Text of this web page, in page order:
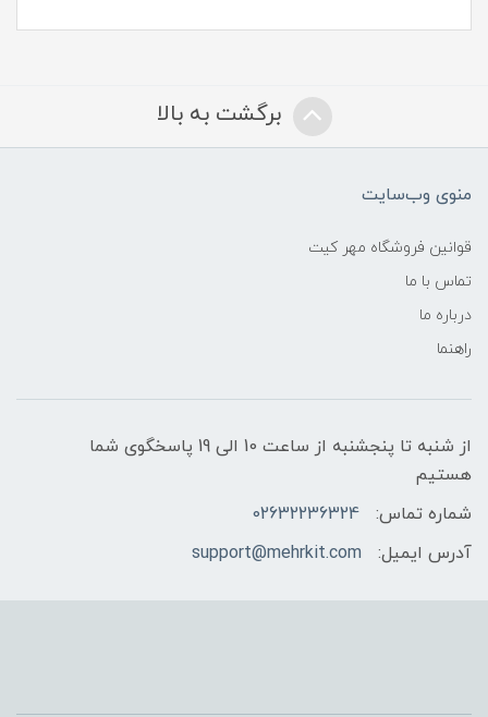
برگشت به بالا
منوی وب‌سایت
قوانین فروشگاه مهر کیت
تماس با ما
درباره ما
راهنما
از شنبه تا پنجشنبه از ساعت 10 الی 19 پاسخگوی شما
هستیم
شماره تماس:
02632236324
آدرس ایمیل:
support@mehrkit.com